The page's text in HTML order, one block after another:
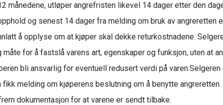
månedene, utløper angrefristen likevel 14 dager etter den
og senest 14 dager fra melding om bruk av
å opplyse om at kjøper skal dekke returkostnadene.
for å fastslå varens art, egenskaper og funksjon, uten at
bli ansvarlig for eventuell redusert verdi på
melding om kjøperens beslutning om å benytte
dokumentasjon for at varene er sendt tilbake.